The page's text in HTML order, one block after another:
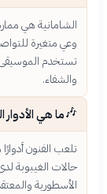
الشامانية هي
وعي متغيرة
تستخدم
والشفاء.
🎶ما هي الأدوار
تلعب الفنون
حالات الغيبوبة
الأسطورية